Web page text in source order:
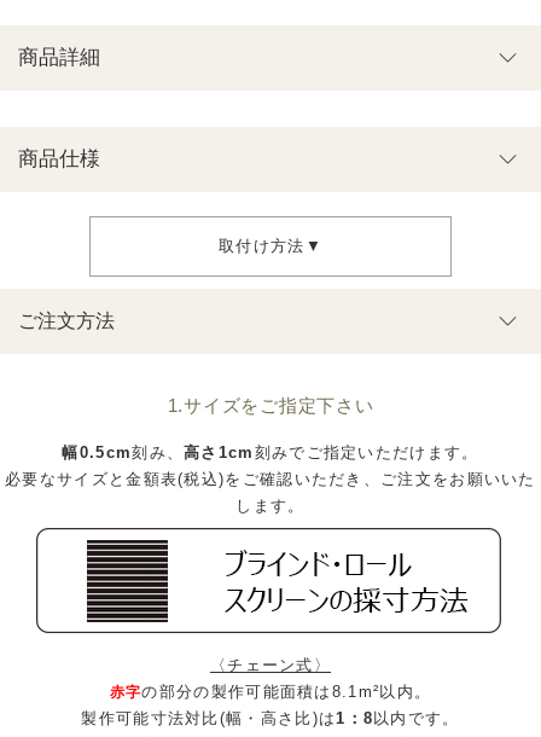
ご注文方法
1.サイズをご指定下さい
幅0.5cm刻み、高さ1cm 刻みでご指定いただけます。
必要なサイズと金額表(税込)をご確認いただき、ご注文をお願いいた
します。
〈チェーン式〉
赤字の部分の製作可能面積は8.1m²以内。
製作可能寸法対比(幅・高さ比)は 1：8 以内です。
商品詳細
商品仕様
取付け方法▼